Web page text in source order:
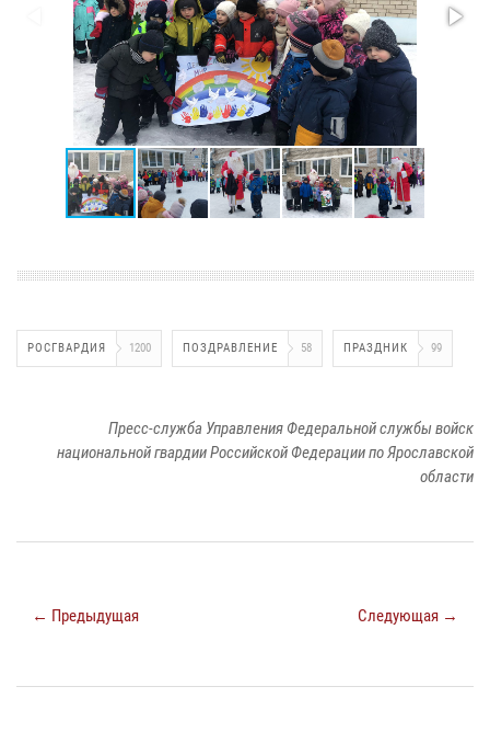
РОСГВАРДИЯ 1200 ПОЗДРАВЛЕНИЕ 58 ПРАЗДНИК 99
Пресс-служба Управления Федеральной службы войск
национальной гвардии Российской Федерации по Ярославской
области
← Предыдущая Следующая →